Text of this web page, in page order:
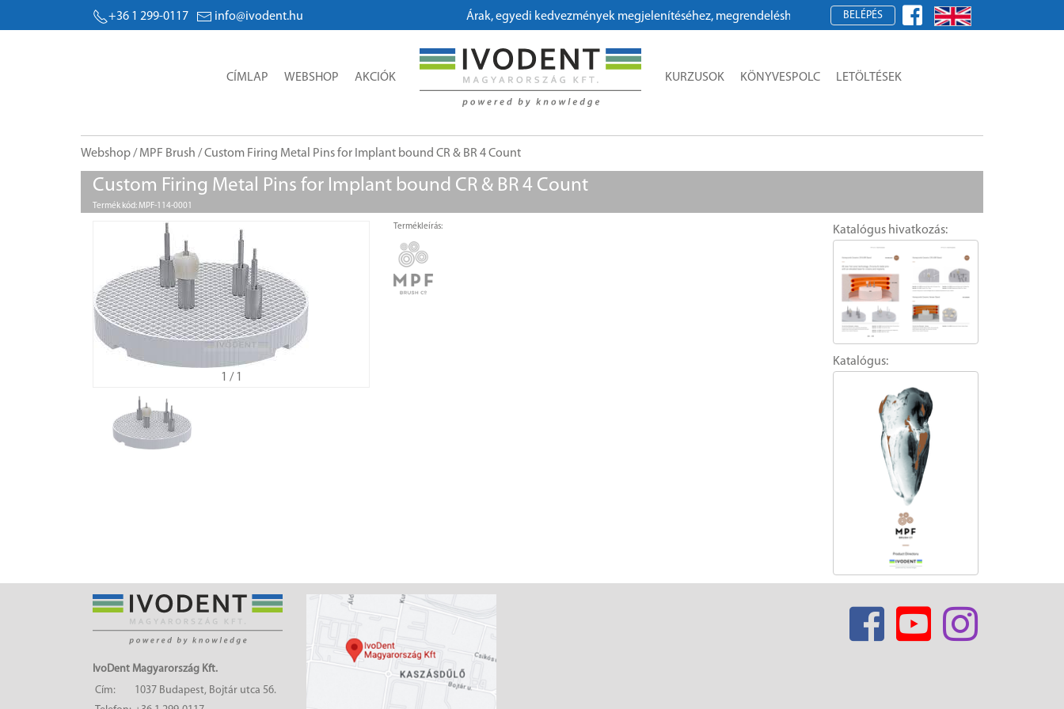
+36 1 299-0117 info@ivodent.hu Árak, egyedi kedvezmények megjelenítéséhez, megrendeléshez kérjük, regisztráljon!
BELÉPÉS
CÍMLAP WEBSHOP AKCIÓK KURZUSOK KÖNYVESPOLC LETÖLTÉSEK
Webshop/ MPF Brush / Custom Firing Metal Pins for Implant bound CR & BR 4 Count
Custom Firing Metal Pins for Implant bound CR & BR 4 Count
Termék kód: MPF-114-0001
1 / 1
Termékleírás: Katalógus hivatkozás:
Katalógus:
IvoDent Magyarország Kft.
Cím:
1037 Budapest, Bojtár utca 56.